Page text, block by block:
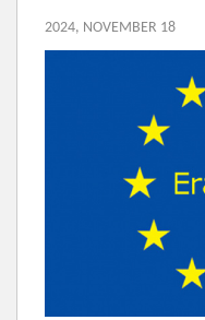
2024, NOVEMBER 18